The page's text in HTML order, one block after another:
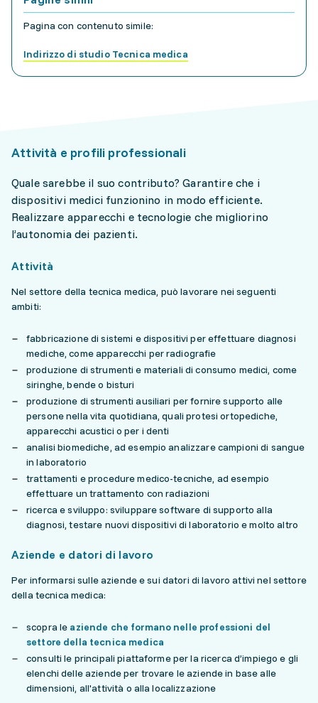
Pagina con contenuto simile:
Indirizzo di studio Tecnica medica
Attività e profili professionali
Quale sarebbe il suo contributo? Garantire che i
dispositivi medici funzionino in modo efficiente.
Realizzare apparecchi e tecnologie che migliorino
l’autonomia dei pazienti.
Attività
Nel settore della tecnica medica, può lavorare nei seguenti
ambiti:
fabbricazione di sistemi e dispositivi per effettuare diagnosi
mediche, come apparecchi per radiografie
produzione di strumenti e materiali di consumo medici, come
siringhe, bende o bisturi
produzione di strumenti ausiliari per fornire supporto alle
persone nella vita quotidiana, quali protesi ortopediche,
apparecchi acustici o per i denti
analisi biomediche, ad esempio analizzare campioni di sangue
in laboratorio
trattamenti e procedure medico-tecniche, ad esempio
effettuare un trattamento con radiazioni
ricerca e sviluppo: sviluppare software di supporto alla
diagnosi, testare nuovi dispositivi di laboratorio e molto altro
Aziende e datori di lavoro
Per informarsi sulle aziende e sui datori di lavoro attivi nel settore
della tecnica medica:
scopra le aziende che formano nelle professioni del
settore della tecnica medica
consulti le principali piattaforme per la ricerca d’impiego e gli
elenchi delle aziende per trovare le aziende in base alle
dimensioni, all'attività o alla localizzazione